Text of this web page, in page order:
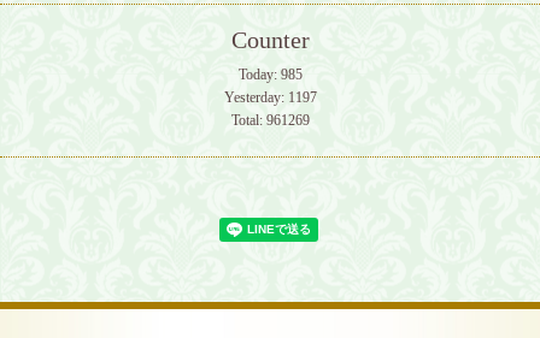
Counter
Today: 985
Yesterday: 1197
Total: 961269